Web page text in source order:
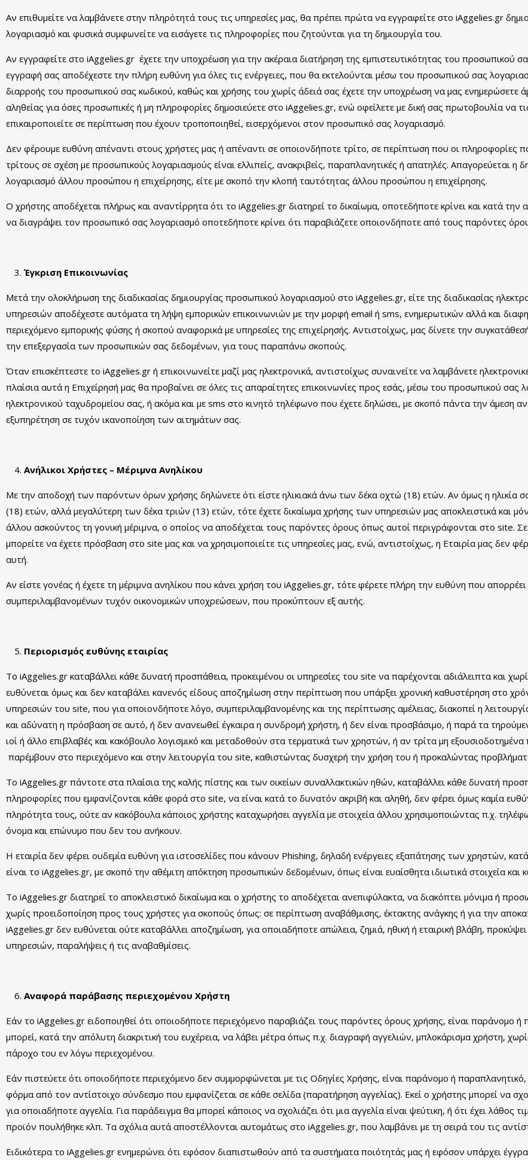
Αν επιθυμείτε να λαμβάνετε στην πληρότητά τους τις υπηρεσίες μας, θα πρέπει πρώτα να εγγραφείτε στο iAggelies.gr
λογαριασμό και φυσικά συμφωνείτε να εισάγετε τις πληροφορίες που ζητούνται για τη δημιουργία του.
Αν εγγραφείτε στο iAggelies.gr έχετε την υποχρέωση για την ακέραια διατήρηση της εμπιστευτικότητας του προσωπικού
εγγραφή σας αποδέχεστε την πλήρη ευθύνη για όλες τις ενέργειες, που θα εκτελούνται μέσω του προσωπικού σας
διαρροής του προσωπικού σας κωδικού, καθώς και χρήσης του χωρίς άδειά σας έχετε την υποχρέωση να μας ενημερώσετε
αληθείας για όσες προσωπικές ή μη πληροφορίες δημοσιεύετε στο iAggelies.gr, ενώ οφείλετε με δική σας πρωτοβουλία να
επικαιροποιείτε σε περίπτωση που έχουν τροποποιηθεί, εισερχόμενοι στον προσωπικό σας λογαριασμό.
Δεν φέρουμε ευθύνη απέναντι στους χρήστες μας ή απέναντι σε οποιονδήποτε τρίτο, σε περίπτωση που οι πληροφορίες
τρίτους σε σχέση με προσωπικούς λογαριασμούς είναι ελλιπείς, ανακριβείς, παραπλανητικές ή απατηλές. Απαγορεύεται η
λογαριασμό άλλου προσώπου η επιχείρησης, είτε με σκοπό την κλοπή ταυτότητας άλλου προσώπου η επιχείρησης.
Ο χρήστης αποδέχεται πλήρως και αναντίρρητα ότι το iAggelies.gr διατηρεί το δικαίωμα, οποτεδήποτε κρίνει και κατά την
να διαγράψει τον προσωπικό σας λογαριασμό οποτεδήποτε κρίνει ότι παραβιάζετε οποιονδήποτε από τους παρόντες
Έγκριση Επικοινωνίας
Μετά την ολοκλήρωση της διαδικασίας δημιουργίας προσωπικού λογαριασμού στο iAggelies.gr, είτε της διαδικασίας
υπηρεσιών αποδέχεστε αυτόματα τη λήψη εμπορικών επικοινωνιών με την μορφή email ή sms, ενημερωτικών αλλά και
περιεχόμενο εμπορικής φύσης ή σκοπού αναφορικά με υπηρεσίες της επιχείρησής. Αντιστοίχως, μας δίνετε την
την επεξεργασία των προσωπικών σας δεδομένων, για τους παραπάνω σκοπούς.
Όταν επισκέπτεστε το iAggelies.gr ή επικοινωνείτε μαζί μας ηλεκτρονικά, αντιστοίχως συναινείτε να λαμβάνετε
πλαίσια αυτά η Επιχείρησή μας θα προβαίνει σε όλες τις απαραίτητες επικοινωνίες προς εσάς, μέσω του προσωπικού σας
ηλεκτρονικού ταχυδρομείου σας, ή ακόμα και με sms στο κινητό τηλέφωνο που έχετε δηλώσει, με σκοπό πάντα την άμεση
εξυπηρέτηση σε τυχόν ικανοποίηση των αιτημάτων σας.
Ανήλικοι Χρήστες – Μέριμνα Ανηλίκου
Με την αποδοχή των παρόντων όρων χρήσης δηλώνετε ότι είστε ηλικιακά άνω των δέκα οχτώ (18) ετών. Αν όμως η ηλικία
(18) ετών, αλλά μεγαλύτερη των δέκα τριών (13) ετών, τότε έχετε δικαίωμα χρήσης των υπηρεσιών μας αποκλειστικά και
άλλου ασκούντος τη γονική μέριμνα, ο οποίος να αποδέχεται τους παρόντες όρους όπως αυτοί περιγράφονται στο site.
μπορείτε να έχετε πρόσβαση στο site μας και να χρησιμοποιείτε τις υπηρεσίες μας, ενώ, αντιστοίχως, η Εταιρία μας δεν
αυτή.
Αν είστε γονέας ή έχετε τη μέριμνα ανηλίκου που κάνει χρήση του iAggelies.gr, τότε φέρετε πλήρη την ευθύνη που
συμπεριλαμβανομένων τυχόν οικονομικών υποχρεώσεων, που προκύπτουν εξ αυτής.
Περιορισμός ευθύνης εταιρίας
Το iAggelies.gr καταβάλλει κάθε δυνατή προσπάθεια, προκειμένου οι υπηρεσίες του site να παρέχονται αδιάλειπτα και
ευθύνεται όμως και δεν καταβάλει κανενός είδους αποζημίωση στην περίπτωση που υπάρξει χρονική καθυστέρηση στο
υπηρεσιών του site, που για οποιονδήποτε λόγο, συμπεριλαμβανομένης και της περίπτωσης αμέλειας, διακοπεί η
και αδύνατη η πρόσβαση σε αυτό, ή δεν ανανεωθεί έγκαιρα η συνδρομή χρήστη, ή δεν είναι προσβάσιμο, ή παρά τα
ιοί ή άλλο επιβλαβές και κακόβουλο λογισμικό και μεταδοθούν στα τερματικά των χρηστών, ή αν τρίτα μη
παρέμβουν στο περιεχόμενο και στην λειτουργία του site, καθιστώντας δυσχερή την χρήση του ή προκαλώντας
Το iAggelies.gr πάντοτε στα πλαίσια της καλής πίστης και των οικείων συναλλακτικών ηθών, καταβάλλει κάθε δυνατή
πληροφορίες που εμφανίζονται κάθε φορά στο site, να είναι κατά το δυνατόν ακριβή και αληθή, δεν φέρει όμως καμία
πληρότητα τους, ούτε αν κακόβουλα κάποιος χρήστης καταχωρήσει αγγελία με στοιχεία άλλου χρησιμοποιώντας π.χ.
όνομα και επώνυμο που δεν του ανήκουν.
Η εταιρία δεν φέρει ουδεμία ευθύνη για ιστοσελίδες που κάνουν Phishing, δηλαδή ενέργειες εξαπάτησης των χρηστών,
είναι το iAggelies.gr, με σκοπό την αθέμιτη απόκτηση προσωπικών δεδομένων, όπως είναι ευαίσθητα ιδιωτικά στοιχεία και
Το iAggelies.gr διατηρεί το αποκλειστικό δικαίωμα και ο χρήστης το αποδέχεται ανεπιφύλακτα, να διακόπτει μόνιμα ή
χωρίς προειδοποίηση προς τους χρήστες για σκοπούς όπως: σε περίπτωση αναβάθμισης, έκτακτης ανάγκης ή για την
iAggelies.gr δεν ευθύνεται ούτε καταβάλλει αποζημίωση, για οποιαδήποτε απώλεια, ζημιά, ηθική ή εταιρική βλάβη,
υπηρεσιών, παραλήψεις ή τις αναβαθμίσεις.
Αναφορά παράβασης περιεχομένου Χρήστη
Εάν το iAggelies.gr ειδοποιηθεί ότι οποιοδήποτε περιεχόμενο παραβιάζει τους παρόντες όρους χρήσης, είναι παράνομο
μπορεί, κατά την απόλυτη διακριτική του ευχέρεια, να λάβει μέτρα όπως π.χ. διαγραφή αγγελιών, μπλοκάρισμα χρήστη,
πάροχο του εν λόγω περιεχομένου.
Εάν πιστεύετε ότι οποιοδήποτε περιεχόμενο δεν συμμορφώνεται με τις Οδηγίες Χρήσης, είναι παράνομο ή
φόρμα από τον αντίστοιχο σύνδεσμο που εμφανίζεται σε κάθε σελίδα (παρατήρηση αγγελίας). Εκεί ο χρήστης μπορεί να
για οποιαδήποτε αγγελία. Για παράδειγμα θα μπορεί κάποιος να σχολιάζει ότι μια αγγελία είναι ψεύτικη, ή ότι έχει λάθος
προϊόν πουλήθηκε κλπ. Τα σχόλια αυτά αποστέλλονται αυτομάτως στο iAggelies.gr, που λαμβάνει με τη σειρά του τις
Ειδικότερα το iAggelies.gr ενημερώνει ότι εφόσον διαπιστωθούν από τα συστήματα ποιότητάς μας ή εφόσον υπάρχει